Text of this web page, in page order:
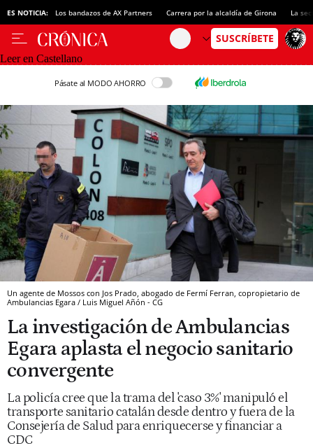
ES NOTICIA: Los bandazos de AX Partners Carrera por la alcaldía de Girona La
Leer en Castellano
Pásate al MODO AHORRO
Un agente de Mossos con Jos Prado, abogado de Fermí Ferran, copropietario de
Ambulancias Egara / Luis Miguel Añón - CG
La investigación de Ambulancias
Egara aplasta el negocio sanitario
convergente
La policía cree que la trama del 'caso 3%' manipuló el
transporte sanitario catalán desde dentro y fuera de la
Consejería de Salud para enriquecerse y financiar a
CDC